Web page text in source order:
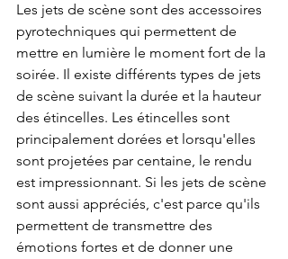
Les jets de scène sont des accessoires
pyrotechniques qui permettent de
mettre en lumière le moment fort de la
soirée. Il existe différents types de jets
de scène suivant la durée et la hauteur
des étincelles. Les étincelles sont
principalement dorées et lorsqu'elles
sont projetées par centaine, le rendu
est impressionnant. Si les jets de scène
sont aussi appréciés, c'est parce qu'ils
permettent de transmettre des
émotions fortes et de donner une